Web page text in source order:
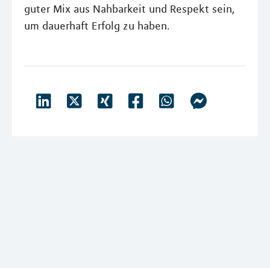
guter Mix aus Nahbarkeit und Respekt sein,
um dauerhaft Erfolg zu haben.